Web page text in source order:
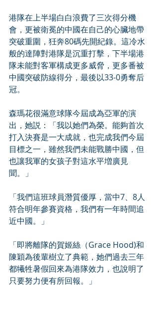
港隊在上半場白白浪費了三次得分機
會，更被衛冕的中國在自己的心臟地帶
突破重圍，狅奔80碼先開紀錄。這冷水
般的達陣對港隊是沉重打擊，下半場港
隊未能對客軍構成更多威脅，更多番被
中國突破防線得分，最後以33-0勇奪后
冠。
森瑪花很滿意球隊今屆成為亞軍的演
出，她説：「我以她們為榮。能夠首次
打入決賽是一大成就，也完成我們今屆
目標之一，雖然我們未能戰勝中國，但
也讓我軍的女孩子對這水平増廣見
聞。」
「我們這班球員潛質優厚，當中7、8人
符合明年參賽資格，我們有一年時間追
近中國。」
「即將離隊的賀姬絲（Grace Hood)和
陳穎為後輩樹立了典範，她們過去三年
都犧牲暑假回來為港隊效力，也說明了
只要努力便有所回報。」